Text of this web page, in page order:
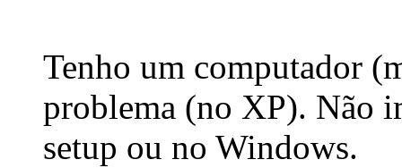
Tenho um computador
problema (no XP). Não
setup ou no Windows.